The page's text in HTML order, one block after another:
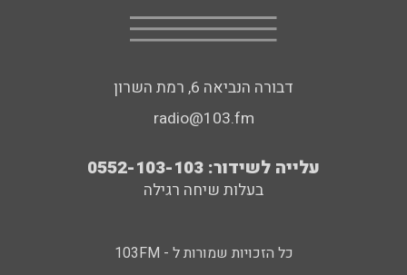
דבורה הנביאה 6, רמת השרון
radio@103.fm
עלייה לשידור: 0552-103-103
בעלות שיחה רגילה
כל הזכויות שמורות ל - 103FM